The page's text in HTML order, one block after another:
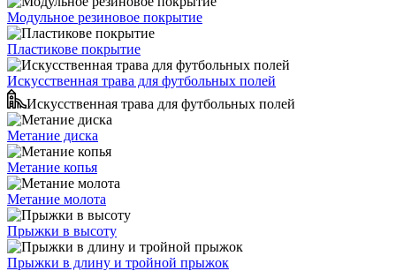
Модульное резиновое покрытие
Пластикове покрытие
Искусственная трава для футбольных полей
Искусственная трава для футбольных полей
Метание диска
Метание копья
Метание молота
Прыжки в высоту
Прыжки в длину и тройной прыжок